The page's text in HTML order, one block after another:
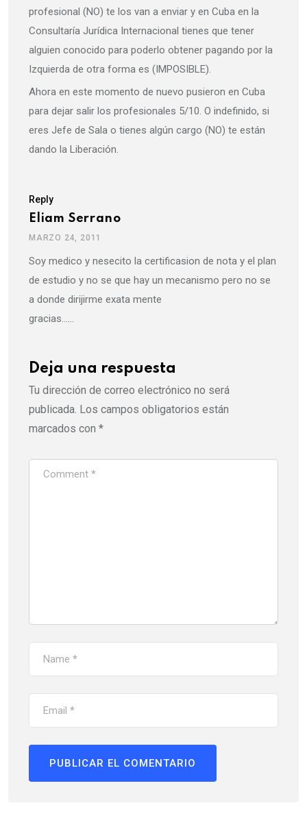
profesional (NO) te los van a enviar y en Cuba en la
Consultaría Jurídica Internacional tienes que tener
alguien conocido para poderlo obtener pagando por la
Izquierda de otra forma es (IMPOSIBLE).
Ahora en este momento de nuevo pusieron en Cuba
para dejar salir los profesionales 5/10. O indefinido, si
eres Jefe de Sala o tienes algún cargo (NO) te están
dando la Liberación.
Reply
Eliam Serrano
MARZO 24, 2011
Soy medico y nesecito la certificasion de nota y el plan
de estudio y no se que hay un mecanismo pero no se
a donde dirijirme exata mente
gracias……
Deja una respuesta
Tu dirección de correo electrónico no será
publicada. Los campos obligatorios están
marcados con *